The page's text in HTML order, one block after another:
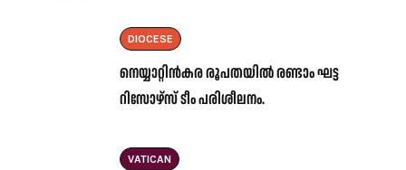
DIOCESE
നെയ്യാറ്റിൻകര രൂപതയിൽ രണ്ടാം ഘട്ട
റിസോഴ്സ് ടീം പരിശീലനം.
VATICAN